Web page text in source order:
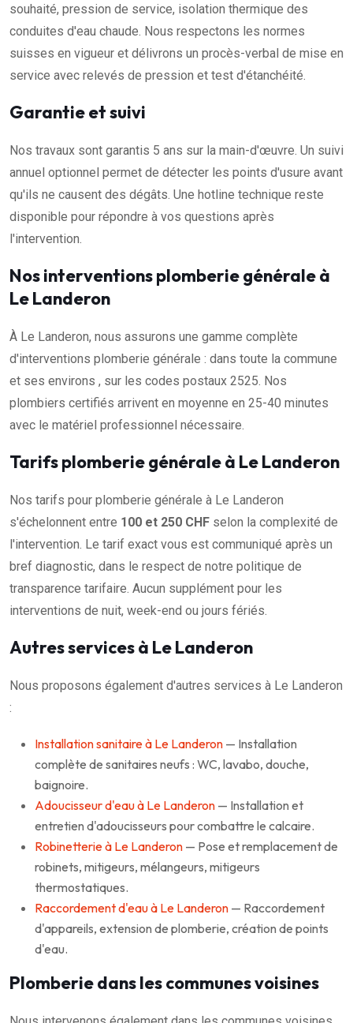
souhaité, pression de service, isolation thermique des
conduites d'eau chaude. Nous respectons les normes
suisses en vigueur et délivrons un procès-verbal de mise en
service avec relevés de pression et test d'étanchéité.
Garantie et suivi
Nos travaux sont garantis 5 ans sur la main-d'œuvre. Un suivi
annuel optionnel permet de détecter les points d'usure avant
qu'ils ne causent des dégâts. Une hotline technique reste
disponible pour répondre à vos questions après
l'intervention.
Nos interventions plomberie générale à
Le Landeron
À Le Landeron, nous assurons une gamme complète
d'interventions plomberie générale : dans toute la commune
et ses environs , sur les codes postaux 2525. Nos
plombiers certifiés arrivent en moyenne en 25-40 minutes
avec le matériel professionnel nécessaire.
Tarifs plomberie générale à Le Landeron
Nos tarifs pour plomberie générale à Le Landeron
s'échelonnent entre 100 et 250 CHF selon la complexité de
l'intervention. Le tarif exact vous est communiqué après un
bref diagnostic, dans le respect de notre politique de
transparence tarifaire. Aucun supplément pour les
interventions de nuit, week-end ou jours fériés.
Autres services à Le Landeron
Nous proposons également d'autres services à Le Landeron
:
Installation sanitaire à Le Landeron — Installation
complète de sanitaires neufs : WC, lavabo, douche,
baignoire.
Adoucisseur d'eau à Le Landeron — Installation et
entretien d'adoucisseurs pour combattre le calcaire.
Robinetterie à Le Landeron — Pose et remplacement de
robinets, mitigeurs, mélangeurs, mitigeurs
thermostatiques.
Raccordement d'eau à Le Landeron — Raccordement
d'appareils, extension de plomberie, création de points
d'eau.
Plomberie dans les communes voisines